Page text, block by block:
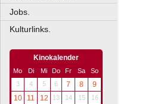
Jobs.
Kulturlinks.
Kinokalender
Mo Di Mi Do Fr Sa
So
3
4 5 6 7 8
9
10
11 12 13 14 15 16